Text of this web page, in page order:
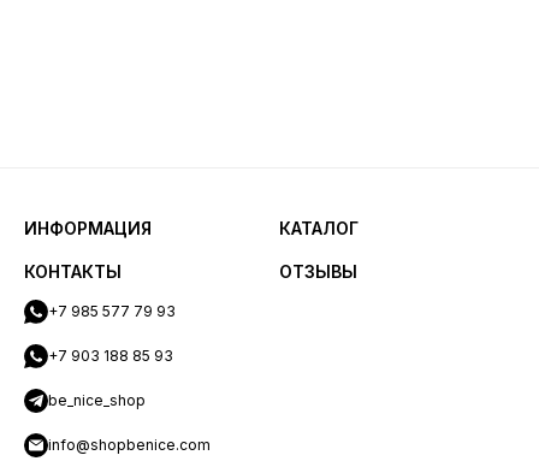
ИНФОРМАЦИЯ КАТАЛОГ
КОНТАКТЫ
+7 985 577 79 93
+7 903 188 85 93
be_nice_shop
info@shopbenice.com
ОТЗЫВЫ